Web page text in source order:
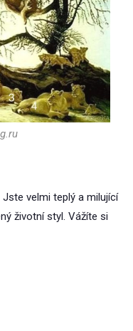
velmi teplý a milující
životní styl. Vážíte si